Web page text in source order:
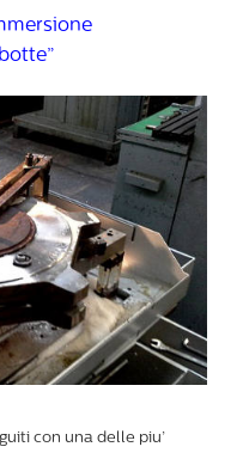
con una delle piu’